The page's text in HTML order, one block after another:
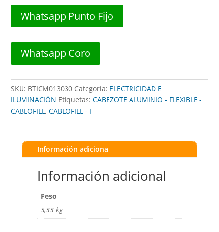
CBF
RCSN3000GS
cantidad
Whatsapp Punto Fijo
Whatsapp Coro
SKU: BTICM013030 Categoría: ELECTRICIDAD E
ILUMINACIÓN Etiquetas:CABEZOTE ALUMINIO - FLEXIBLE -
CABLOFILL,CABLOFILL - I
Información adicional
Información adicional
Peso
3,33 kg